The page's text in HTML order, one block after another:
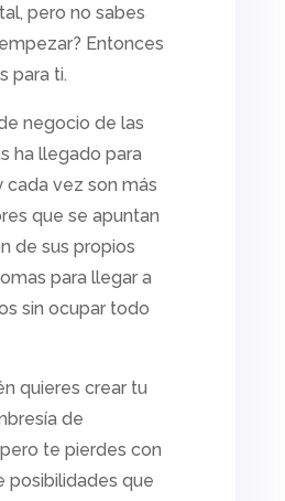
pero no sabes
Entonces
para ti.
negocio de las
ha llegado para
cada vez son más
que se apuntan
de sus propios
para llegar a
sin ocupar todo
quieres crear tu
de
te pierdes con
posibilidades que